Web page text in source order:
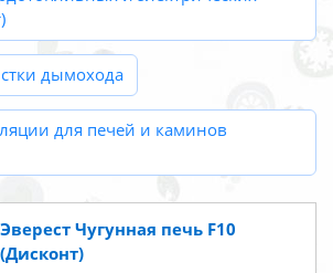
дымохода
для печей и каминов
Эверест Чугунная печь F10
(Дисконт)